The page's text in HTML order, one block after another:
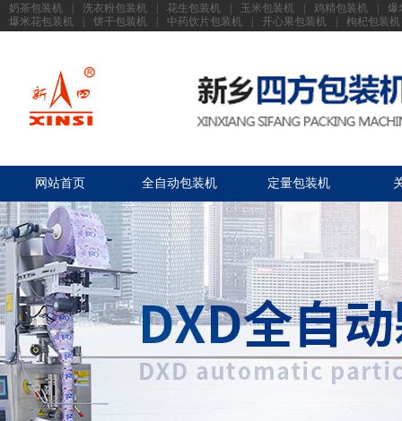
奶茶包装机 洗衣粉包装机 花生包装机 玉米包装机 鸡精包装机
爆
爆米花包装机
饼干包装机 中药饮片包装机 开心果包装机 枸杞包装机
网站首页 全自动包装机 定量包装机